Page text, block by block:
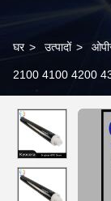
घर > उत्पादों >
2100 4100 4200